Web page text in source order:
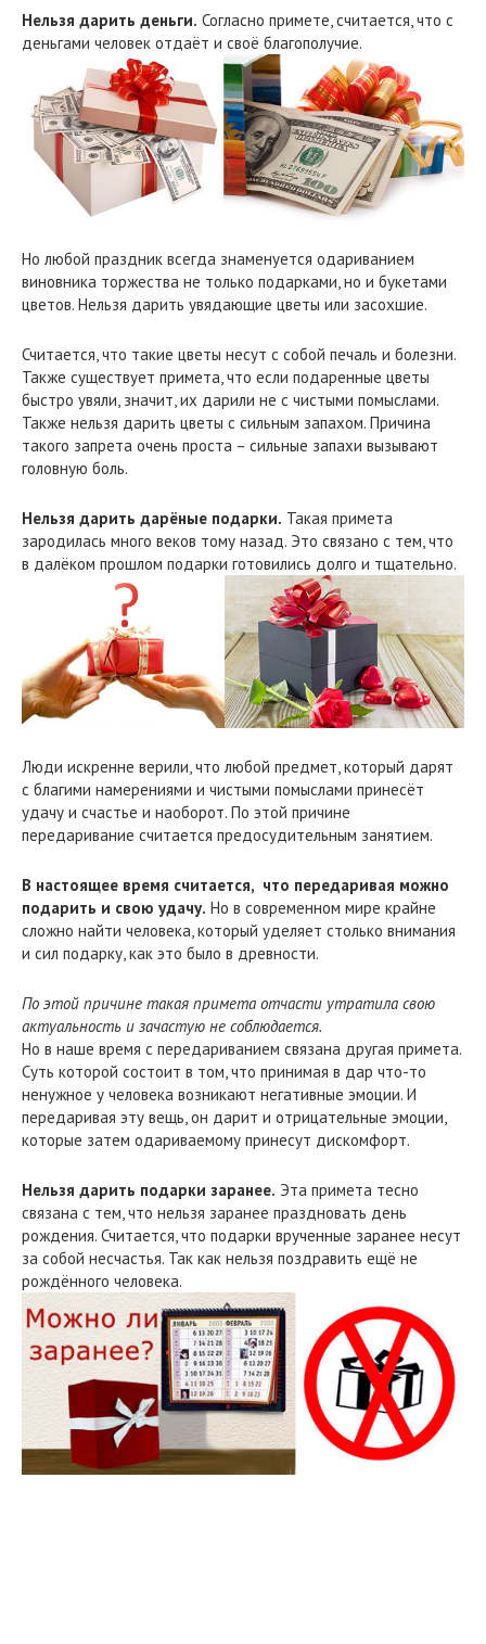
Нельзя дарить деньги. Согласно примете, считается, что с
деньгами человек отдаёт и своё благополучие.
Но любой праздник всегда знаменуется одариванием
виновника торжества не только подарками, но и букетами
цветов. Нельзя дарить увядающие цветы или засохшие.
Считается, что такие цветы несут с собой печаль и болезни.
Также существует примета, что если подаренные цветы
быстро увяли, значит, их дарили не с чистыми помыслами.
Также нельзя дарить цветы с сильным запахом. Причина
такого запрета очень проста – сильные запахи вызывают
головную боль.
Нельзя дарить дарёные подарки. Такая примета
зародилась много веков тому назад. Это связано с тем, что
в далёком прошлом подарки готовились долго и тщательно.
Люди искренне верили, что любой предмет, который дарят
с благими намерениями и чистыми помыслами принесёт
удачу и счастье и наоборот. По этой причине
передаривание считается предосудительным занятием.
В настоящее время считается, что передаривая можно
подарить и свою удачу. Но в современном мире крайне
сложно найти человека, который уделяет столько внимания
и сил подарку, как это было в древности.
По этой причине такая примета отчасти утратила свою
актуальность и зачастую не соблюдается.
Но в наше время с передариванием связана другая примета.
Суть которой состоит в том, что принимая в дар что-то
ненужное у человека возникают негативные эмоции. И
передаривая эту вещь, он дарит и отрицательные эмоции,
которые затем одариваемому принесут дискомфорт.
Нельзя дарить подарки заранее. Эта примета тесно
связана с тем, что нельзя заранее праздновать день
рождения. Считается, что подарки врученные заранее несут
за собой несчастья. Так как нельзя поздравить ещё не
рождённого человека.